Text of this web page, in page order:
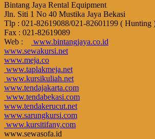
Bintang Jaya Rental Equipment
Jln. Siti 1 No 40 Mustika Jaya Bekasi
Tlp : 021-82619088/021-82601199 ( Hunting
Fax : 021-82619089
Web :
www.bintangjaya.co.id
www.sewakursi.net
www.meja.co
www.taplakmeja.net
www.kursikuliah.net
www.tendajakarta.com
www.tendabekasi.com
www.tendakerucut.net
www.sarungkursi.com
www.kursitifany.com
www.sewasofa.id